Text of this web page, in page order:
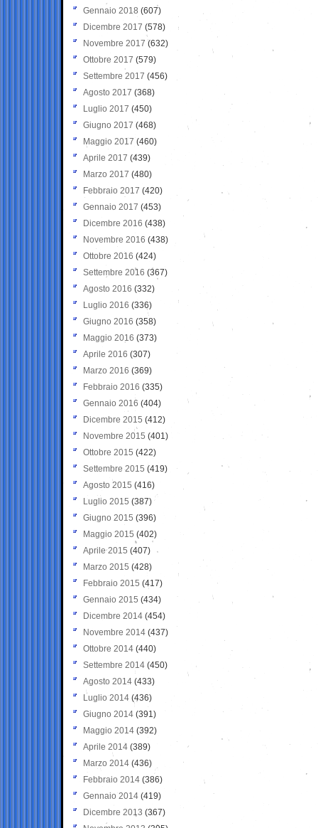
Gennaio 2018 (607)
Dicembre 2017 (578)
Novembre 2017 (632)
Ottobre 2017 (579)
Settembre 2017 (456)
Agosto 2017 (368)
Luglio 2017 (450)
Giugno 2017 (468)
Maggio 2017 (460)
Aprile 2017 (439)
Marzo 2017 (480)
Febbraio 2017 (420)
Gennaio 2017 (453)
Dicembre 2016 (438)
Novembre 2016 (438)
Ottobre 2016 (424)
Settembre 2016 (367)
Agosto 2016 (332)
Luglio 2016 (336)
Giugno 2016 (358)
Maggio 2016 (373)
Aprile 2016 (307)
Marzo 2016 (369)
Febbraio 2016 (335)
Gennaio 2016 (404)
Dicembre 2015 (412)
Novembre 2015 (401)
Ottobre 2015 (422)
Settembre 2015 (419)
Agosto 2015 (416)
Luglio 2015 (387)
Giugno 2015 (396)
Maggio 2015 (402)
Aprile 2015 (407)
Marzo 2015 (428)
Febbraio 2015 (417)
Gennaio 2015 (434)
Dicembre 2014 (454)
Novembre 2014 (437)
Ottobre 2014 (440)
Settembre 2014 (450)
Agosto 2014 (433)
Luglio 2014 (436)
Giugno 2014 (391)
Maggio 2014 (392)
Aprile 2014 (389)
Marzo 2014 (436)
Febbraio 2014 (386)
Gennaio 2014 (419)
Dicembre 2013 (367)